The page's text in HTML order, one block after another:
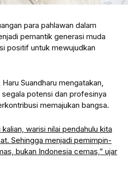
para pahlawan dalam
pemantik generasi muda
positif untuk mewujudkan
Suandharu mengatakan,
potensi dan profesinya
memajukan bangsa.
warisi nilai pendahulu kita
Sehingga menjadi pemimpin-
bukan Indonesia cemas,” ujar